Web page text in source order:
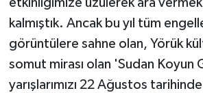
etkinliğimize üzülerek ara
kalmıştık. Ancak bu yıl tüm
görüntülere sahne olan, Yörük
somut mirası olan 'Sudan Koyun
yarışlarımızı 22 Ağustos tarihinde